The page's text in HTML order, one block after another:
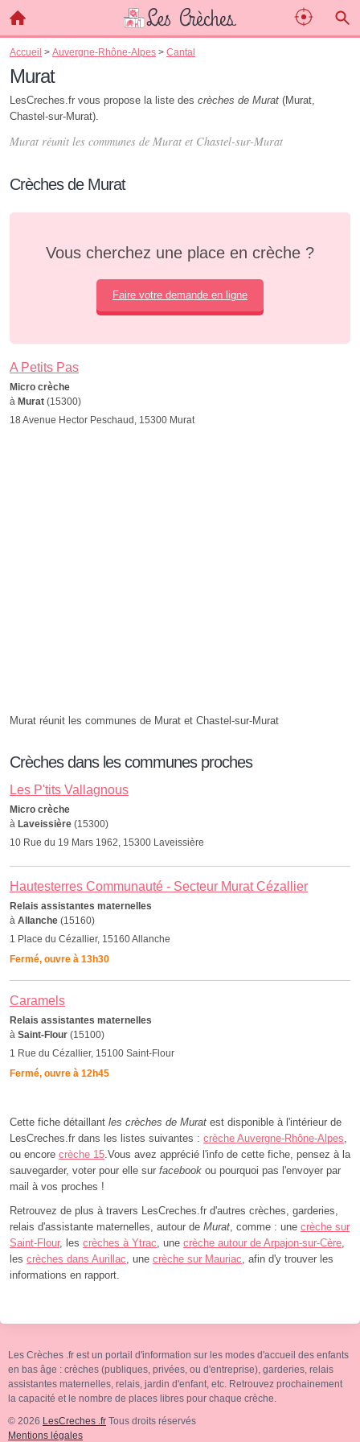
Accueil > Auvergne-Rhône-Alpes > Cantal
Murat
LesCreches.fr vous propose la liste des crèches de Murat (Murat,
Chastel-sur-Murat).
Murat réunit les communes de Murat et Chastel-sur-Murat
Crèches de Murat
Vous cherchez une place en crèche ?
Faire votre demande en ligne
A Petits Pas
Micro crèche
à Murat (15300)
18 Avenue Hector Peschaud, 15300 Murat
Murat réunit les communes de Murat et Chastel-sur-Murat
Crèches dans les communes proches
Les P'tits Vallagnous
Micro crèche
à Laveissière (15300)
10 Rue du 19 Mars 1962, 15300 Laveissière
Hautesterres Communauté - Secteur Murat Cézallier
Relais assistantes maternelles
à Allanche (15160)
1 Place du Cézallier, 15160 Allanche
Fermé, ouvre à 13h30
Caramels
Relais assistantes maternelles
à Saint-Flour (15100)
1 Rue du Cézallier, 15100 Saint-Flour
Fermé, ouvre à 12h45
Cette fiche détaillant les crèches de Murat est disponible à l'intérieur de
LesCreches.fr dans les listes suivantes : crèche Auvergne-Rhône-Alpes,
ou encore crèche 15.Vous avez apprécié l'info de cette fiche, pensez à la
sauvegarder, voter pour elle sur facebook ou pourquoi pas l'envoyer par
mail à vos proches !
Retrouvez de plus à travers LesCreches.fr d'autres crèches, garderies,
relais d'assistante maternelles, autour de Murat, comme : une crèche sur
Saint-Flour, les crèches à Ytrac, une crèche autour de Arpajon-sur-Cère,
les crèches dans Aurillac, une crèche sur Mauriac, afin d'y trouver les
informations en rapport.
Les Crèches .fr est un portail d'information sur les modes d'accueil des enfants
en bas âge : crèches (publiques, privées, ou d'entreprise), garderies, relais
assistantes maternelles, relais, jardin d'enfant, etc. Retrouvez prochainement
la capacité et le nombre de places libres pour chaque crèche.
© 2026 LesCreches .fr Tous droits réservés
Mentions légales